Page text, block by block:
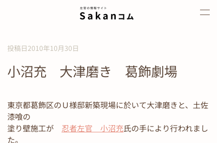
投稿日2010年10月30日
小沼充 大津磨き 葛飾劇場
東京都葛飾区のＵ様邸新築現場に於いて大津磨きと、土佐
漆喰の
塗り壁施工が 忍者左官 小沼充氏の手により行われまし
た。